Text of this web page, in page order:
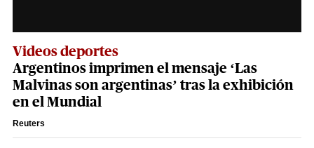
Videos deportes
Argentinos imprimen el mensaje ‘Las
Malvinas son argentinas’ tras la exhibición
en el Mundial
Reuters